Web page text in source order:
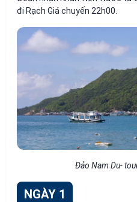
đi Rạch Giá chuyến 22h00.
Đảo Nam Du-
NGÀY 1